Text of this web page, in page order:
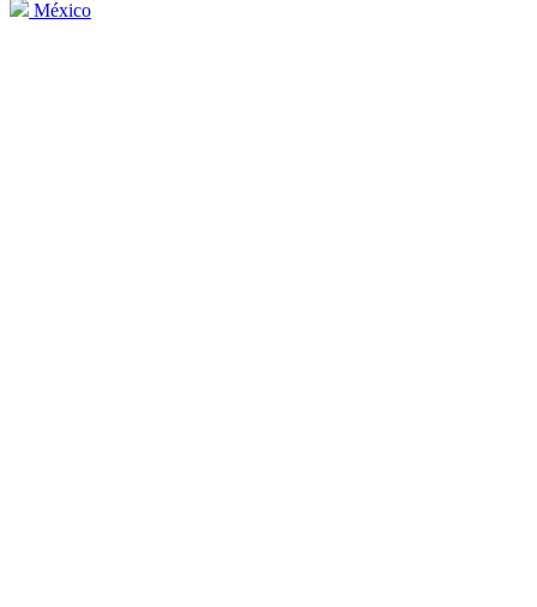
México